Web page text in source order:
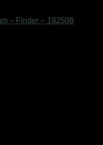
– Finder – 192508